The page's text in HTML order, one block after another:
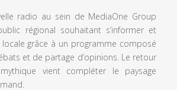
radio au sein de MediaOne Group
régional souhaitant s’informer et
grâce à un programme composé
et de partage d’opinions. Le retour
vient compléter le paysage